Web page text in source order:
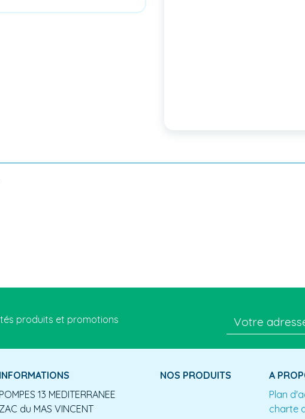
produits et promotions
INFORMATIONS
POMPES 13 MEDITERRANEE
ZAC du MAS VINCENT
NOS PRODUITS
A
Plan
charte